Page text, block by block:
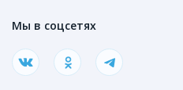
Мы в соцсетях